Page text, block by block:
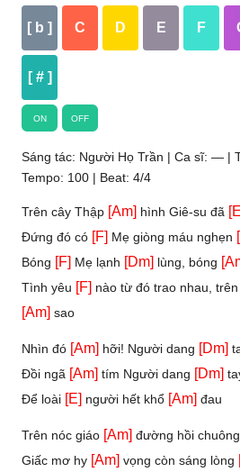
[ b ] C D E F
[ # ]
ON OFF
Sáng tác: Người Họ Trần | Ca sĩ: — |
Tempo: 100 | Beat: 4/4
Trên cây Thập [Am] hình Giê-su đã
Đứng đó có [F] Mẹ giòng máu nghẹn
Bóng [F] Mẹ lạnh [Dm] lùng, bóng
Tình yêu [F] nào từ đó trao nhau, trên
[Am] sao
Nhìn đó [Am] hỡi! Người dang [Dm]
Đồi ngã [Am] tím Người dang [Dm]
Để loài [E] người hết khổ [Am] đau
Trên nóc giáo [Am] đường hồi
Giấc mơ hy [Am] vọng còn sáng lòng